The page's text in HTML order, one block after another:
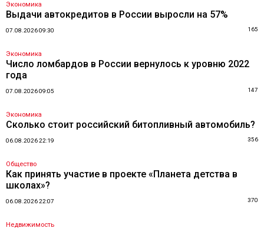
Экономика
Выдачи автокредитов в России выросли на 57%
07.08.2026 09:30 165
Экономика
Число ломбардов в России вернулось к уровню 2022
года
07.08.2026 09:05 147
Экономика
Сколько стоит российский битопливный автомобиль?
06.08.2026 22:19 356
Общество
Как принять участие в проекте «Планета детства в
школах»?
06.08.2026 22:07 370
Недвижимость